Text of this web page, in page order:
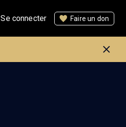
Se connecter Faire un don